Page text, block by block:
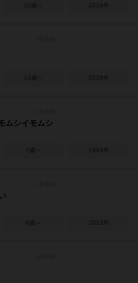
10歳～ 2016年
14歳～ 2018年
ムシイモムシ
7歳～ 1994年
6歳～ 2012年